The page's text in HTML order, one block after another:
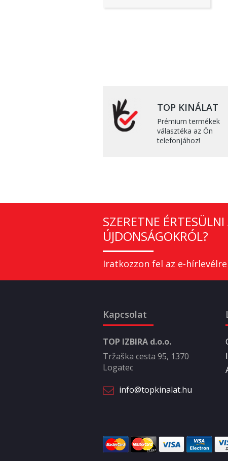
TOP KINÁLAT
Prémium termékek
választéka az Ön
telefonjához!
SZERETNE
ÚJDONSÁGOKRÓL?
Iratkozzon fel az e-hírlevélre
Kapcsolat
TOP IZBIRA d.o.o.
Tržaška cesta 95, 1370
Logatec
info@topkinalat.hu